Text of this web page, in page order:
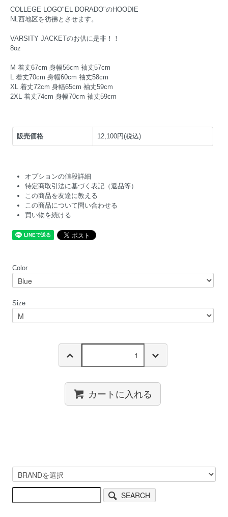
COLLEGE LOGO"EL DORADO"のHOODIE
NL西地区を彷彿とさせます。
VARSITY JACKETのお供に是非！！
8oz
M 着丈67cm 身幅56cm 袖丈57cm
L 着丈70cm 身幅60cm 袖丈58cm
XL 着丈72cm 身幅65cm 袖丈59cm
2XL 着丈74cm 身幅70cm 袖丈59cm
販売価格 12,100円(税込)
オプションの値段詳細
特定商取引法に基づく表記（返品等）
この商品を友達に教える
この商品について問い合わせる
買い物を続ける
Color
Size
カートに入れる
SEARCH